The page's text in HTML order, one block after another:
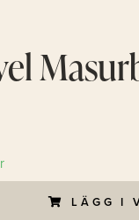
LÄGG I